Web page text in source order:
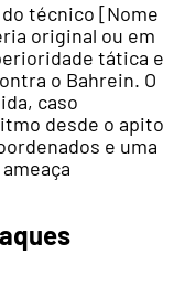
técnico [Nome
original ou em
tática e
o Bahrein. O
caso
desde o apito
e uma